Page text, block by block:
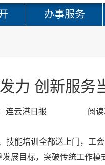
办事服务
力 创新服务
连云港日报 阅读
能培训全都送上门，工
展目标，突破传统工作